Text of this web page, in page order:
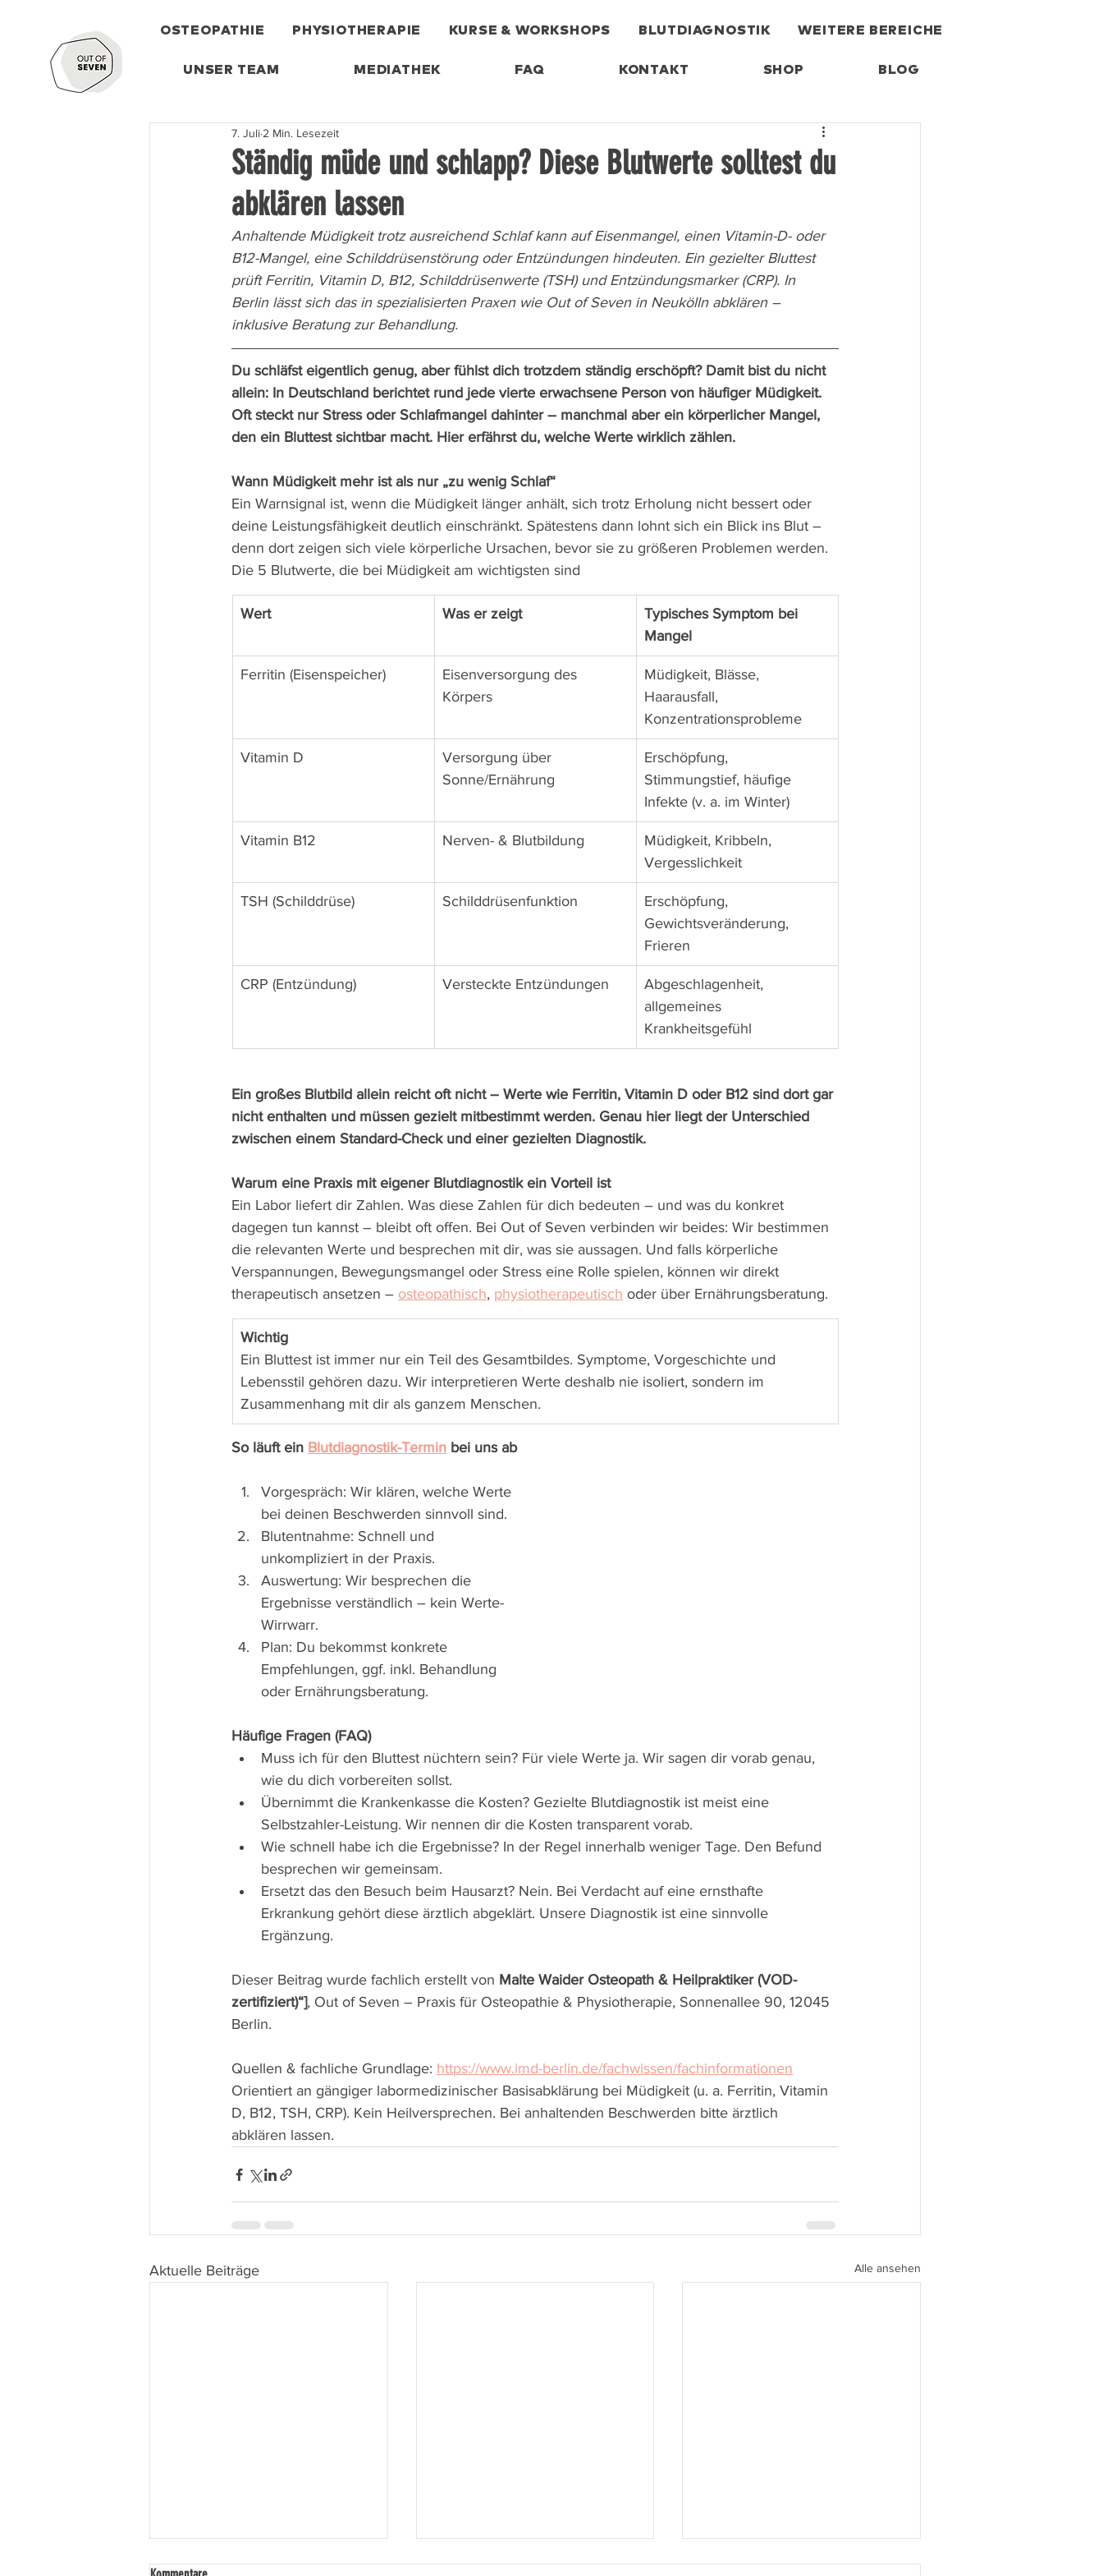
OSTEOPATHIE PHYSIOTHERAPIE KURSE & WORKSHOPS BLUTDIAGNOSTIK WEITERE BEREICHE
UNSER TEAM MEDIATHEK FAQ KONTAKT SHOP BLOG
Ständig müde und schlapp? Diese Blutwerte solltest du
abklären lassen
7. Juli 2 Min. Lesezeit
Anhaltende Müdigkeit trotz ausreichend Schlaf kann auf Eisenmangel, einen Vitamin-D- oder
B12-Mangel, eine Schilddrüsenstörung oder Entzündungen hindeuten. Ein gezielter Bluttest
prüft Ferritin, Vitamin D, B12, Schilddrüsenwerte (TSH) und Entzündungsmarker (CRP). In
Berlin lässt sich das in spezialisierten Praxen wie Out of Seven in Neukölln abklären –
inklusive Beratung zur Behandlung.
Du schläfst eigentlich genug, aber fühlst dich trotzdem ständig erschöpft? Damit bist du nicht
allein: In Deutschland berichtet rund jede vierte erwachsene Person von häufiger Müdigkeit.
Oft steckt nur Stress oder Schlafmangel dahinter – manchmal aber ein körperlicher Mangel,
den ein Bluttest sichtbar macht. Hier erfährst du, welche Werte wirklich zählen.
Wann Müdigkeit mehr ist als nur „zu wenig Schlaf“
Ein Warnsignal ist, wenn die Müdigkeit länger anhält, sich trotz Erholung nicht bessert oder
deine Leistungsfähigkeit deutlich einschränkt. Spätestens dann lohnt sich ein Blick ins Blut –
denn dort zeigen sich viele körperliche Ursachen, bevor sie zu größeren Problemen werden.
Die 5 Blutwerte, die bei Müdigkeit am wichtigsten sind
Wert Was er zeigt
Typisches Symptom bei
Mangel
Ferritin (Eisenspeicher)
Eisenversorgung des
Körpers
Müdigkeit, Blässe,
Haarausfall,
Konzentrationsprobleme
Vitamin D
Versorgung über
Sonne/Ernährung
Erschöpfung,
Stimmungstief, häufige
Infekte (v. a. im Winter)
Vitamin B12 Nerven- & Blutbildung
Müdigkeit, Kribbeln,
Vergesslichkeit
TSH (Schilddrüse) Schilddrüsenfunktion
Erschöpfung,
Gewichtsveränderung,
Frieren
CRP (Entzündung) Versteckte Entzündungen
Abgeschlagenheit,
allgemeines
Krankheitsgefühl
Ein großes Blutbild allein reicht oft nicht – Werte wie Ferritin, Vitamin D oder B12 sind dort gar
nicht enthalten und müssen gezielt mitbestimmt werden. Genau hier liegt der Unterschied
zwischen einem Standard-Check und einer gezielten Diagnostik.
Warum eine Praxis mit eigener Blutdiagnostik ein Vorteil ist
Ein Labor liefert dir Zahlen. Was diese Zahlen für dich bedeuten – und was du konkret
dagegen tun kannst – bleibt oft offen. Bei Out of Seven verbinden wir beides: Wir bestimmen
die relevanten Werte und besprechen mit dir, was sie aussagen. Und falls körperliche
Verspannungen, Bewegungsmangel oder Stress eine Rolle spielen, können wir direkt
therapeutisch ansetzen – osteopathisch, physiotherapeutisch oder über Ernährungsberatung.
Wichtig
Ein Bluttest ist immer nur ein Teil des Gesamtbildes. Symptome, Vorgeschichte und
Lebensstil gehören dazu. Wir interpretieren Werte deshalb nie isoliert, sondern im
Zusammenhang mit dir als ganzem Menschen.
So läuft ein Blutdiagnostik-Termin bei uns ab
Vorgespräch: Wir klären, welche Werte
bei deinen Beschwerden sinnvoll sind.
Blutentnahme: Schnell und
unkompliziert in der Praxis.
Auswertung: Wir besprechen die
Ergebnisse verständlich – kein Werte-
Wirrwarr.
Plan: Du bekommst konkrete
Empfehlungen, ggf. inkl. Behandlung
oder Ernährungsberatung.
Häufige Fragen (FAQ)
Muss ich für den Bluttest nüchtern sein? Für viele Werte ja. Wir sagen dir vorab genau,
wie du dich vorbereiten sollst.
Übernimmt die Krankenkasse die Kosten? Gezielte Blutdiagnostik ist meist eine
Selbstzahler-Leistung. Wir nennen dir die Kosten transparent vorab.
Wie schnell habe ich die Ergebnisse? In der Regel innerhalb weniger Tage. Den Befund
besprechen wir gemeinsam.
Ersetzt das den Besuch beim Hausarzt? Nein. Bei Verdacht auf eine ernsthafte
Erkrankung gehört diese ärztlich abgeklärt. Unsere Diagnostik ist eine sinnvolle
Ergänzung.
Dieser Beitrag wurde fachlich erstellt von Malte Waider Osteopath & Heilpraktiker (VOD-
zertifiziert)“], Out of Seven – Praxis für Osteopathie & Physiotherapie, Sonnenallee 90, 12045
Berlin.
Quellen & fachliche Grundlage: https://www.imd-berlin.de/fachwissen/fachinformationen
Orientiert an gängiger labormedizinischer Basisabklärung bei Müdigkeit (u. a. Ferritin, Vitamin
D, B12, TSH, CRP). Kein Heilversprechen. Bei anhaltenden Beschwerden bitte ärztlich
abklären lassen.
Aktuelle Beiträge Alle ansehen